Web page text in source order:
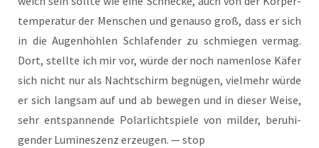
tem­pe­ra­tur der Men­schen und genau­so groß, dass er sich
in die Augen­höh­len Schla­fen­der zu schmie­gen ver­mag.
Dort, stell­te ich mir vor, wür­de der noch namen­lo­se Käfer
sich nicht nur als Nacht­schirm begnü­gen, viel­mehr wür­de
er sich lang­sam auf und ab bewe­gen und in die­ser Wei­se,
sehr ent­span­nen­de Polar­licht­spie­le von mil­der, beru­hi­
gen­der Lumi­nes­zenz erzeu­gen. — stop